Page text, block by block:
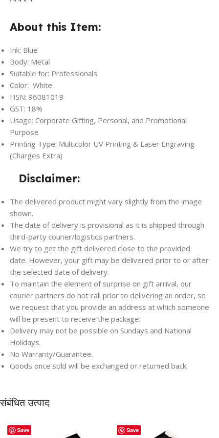
About this Item:
Ink: Blue
Body: Metal
Suitable for: Professionals
Color: White
HSN: 96081019
GST: 18%
Usage: Corporate Gifting, Personal, and Promotional
Purpose
Printing Type: Multicolor UV Printing & Laser Engraving
(Charges Extra)
Disclaimer:
The delivered product might vary slightly from the image
shown.
The date of delivery is provisional as it is shipped through
third-party courier/logistics partners.
We try to get the gift delivered close to the provided
date. However, your gift may be delivered prior to or after
the selected date of delivery.
To maintain the element of surprise on gift arrival, our
courier partners do not call prior to delivering an order, so
we request that you provide an address at which someone
will be present to receive the package.
Delivery may not be possible on Sundays and National
Holidays.
No Warranty/Guarantee.
Goods once sold will be exchanged or returned back.
संबंधित उत्पाद
Save Save